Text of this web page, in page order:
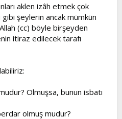
aklen izâh etmek çok
şeylerin ancak mümkün
(cc) böyle birşeyden
itiraz edilecek tarafı
Olmuşsa, bunun isbatı
olmuş mudur?